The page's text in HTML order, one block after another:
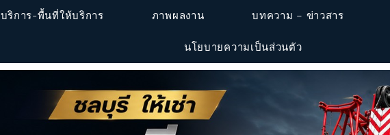
บริการ-พื้นที่ให้บริการ ภาพผลงาน บทความ – ข่าวสาร
นโยบายความเป็นส่วนตัว